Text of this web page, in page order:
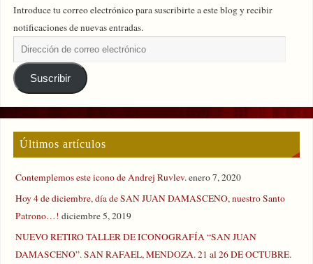
Introduce tu correo electrónico para suscribirte a este blog y recibir
notificaciones de nuevas entradas.
Suscribir
Últimos artículos
Contemplemos este icono de Andrej Ruvlev.enero 7, 2020
Hoy 4 de diciembre, día de SAN JUAN DAMASCENO, nuestro Santo
Patrono…! diciembre 5, 2019
NUEVO RETIRO TALLER DE ICONOGRAFÍA “SAN JUAN
DAMASCENO”. SAN RAFAEL, MENDOZA. 21 al 26 DE OCTUBRE.